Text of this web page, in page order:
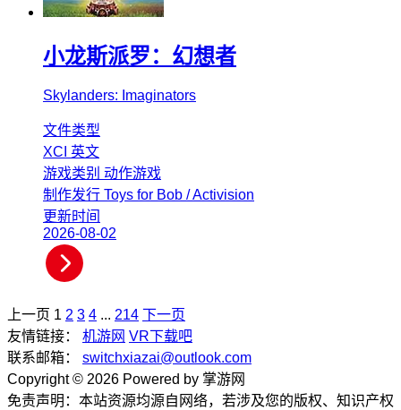
小龙斯派罗：幻想者
Skylanders: Imaginators
文件类型
XCI 英文
游戏类别 动作游戏
制作发行 Toys for Bob / Activision
更新时间
2026-08-02
上一页 1 2 3 4 ... 214 下一页
友情链接：
机游网 VR下载吧
联系邮箱：
switchxiazai@outlook.com
Copyright © 2026 Powered by 掌游网
免责声明：本站资源均源自网络，若涉及您的版权、知识产权